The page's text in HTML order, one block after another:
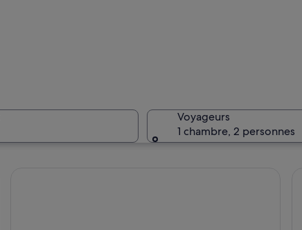
Voyageurs
1 chambre, 2 personnes